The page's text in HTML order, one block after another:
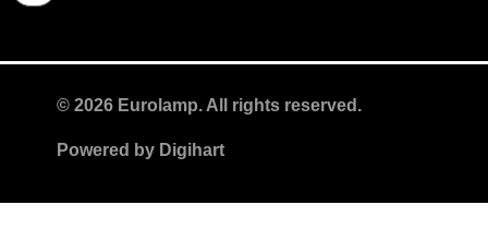
© 2026 Eurolamp. All rights reserved.
Powered by Digihart